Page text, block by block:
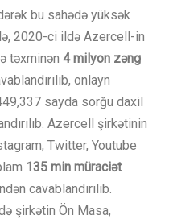
bu sahədə yüksək
2020-ci ildə Azercell-in
təxminən 4 milyon zəng
onlayn
sayda sorğu daxil
Azercell şirkətinin
Twitter, Youtube
135 min müraciət
cavablandırılıb.
şirkətin Ön Masa,